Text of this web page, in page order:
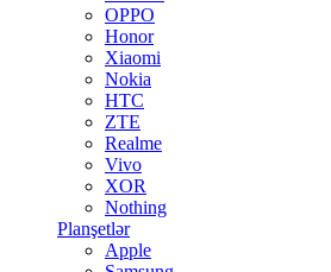
OPPO
Honor
Xiaomi
Nokia
HTC
ZTE
Realme
Vivo
XOR
Nothing
Planşetlər
Apple